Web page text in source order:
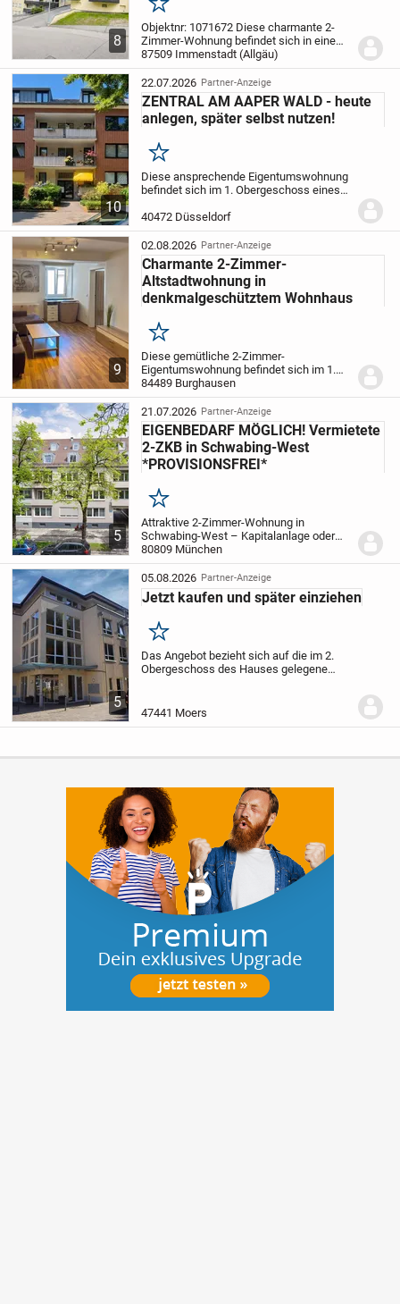
8
Merken
Objektnr: 1071672 Diese charmante 2-
Zimmer-Wohnung befindet sich in einem
im Jahr 1971 erbauten Wohnhaus und
bietet auf ca. 37 m² Wohnfläche eine
kompakte, gut nutzbare Raumaufteilung.
Sie eignet...
87509 Immenstadt (Allgäu)
10
22.07.2026 Partner-Anzeige
ZENTRAL AM AAPER WALD - heute
anlegen, später selbst nutzen!
Merken
Diese ansprechende Eigentumswohnung
befindet sich im 1. Obergeschoss eines
überzeugt durch ihren gelungenen
Grundriss, ihren zeitlosen Charakter
sowie ihr vielseitige...
40472 Düsseldorf
9
02.08.2026 Partner-Anzeige
Charmante 2-Zimmer-
Altstadtwohnung in
denkmalgeschütztem Wohnhaus
Merken
Diese gemütliche 2-Zimmer-
Eigentumswohnung befindet sich im 1.
Obergeschoss eines historischen
Mehrfamilienhauses in der Burghauser
Altstadt. Das denkmalgeschützte
Gebäude stammt im Kern vermutlich...
84489 Burghausen
5
21.07.2026 Partner-Anzeige
EIGENBEDARF MÖGLICH! Vermietete
2-ZKB in Schwabing-West
*PROVISIONSFREI*
Merken
Attraktive 2-Zimmer-Wohnung in
Schwabing-West – Kapitalanlage oder
Eigenbedarf! *PROVISIONSFREI!* Diese
gepflegte 2-Zimmer-Wohnung bietet
sowohl Kapitalanlegern als auch
Eigennutzern eine attraktive...
80809 München
5
05.08.2026 Partner-Anzeige
Jetzt kaufen und später einziehen
Merken
Das Angebot bezieht sich auf die im 2.
Obergeschoss des Hauses gelegene
den Aufzug erreichen.
47441 Moers